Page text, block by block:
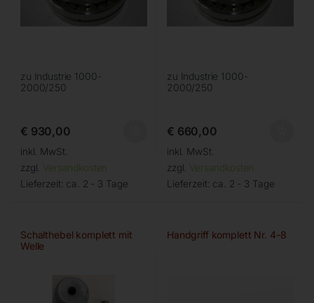
zu Industrie 1000-
2000/250
€ 930,00
inkl. MwSt.
zzgl. Versandkosten
Lieferzeit: ca. 2 - 3 Tage
zu Industrie 1000-
2000/250
€ 660,00
inkl. MwSt.
zzgl. Versandkosten
Lieferzeit: ca. 2 - 3 Tage
Schalthebel komplett mit
Welle
Handgriff komplett Nr. 4-8